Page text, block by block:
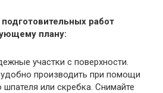
работ
плану:
участки с поверхности.
производить при помощи
шпателя или скребка. Снимайте